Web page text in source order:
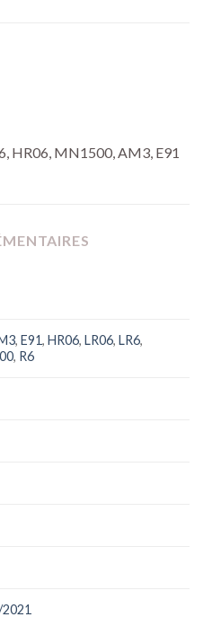
HR06, MN1500, AM3, E91
,E91,HR06,LR06,LR6,
, R6